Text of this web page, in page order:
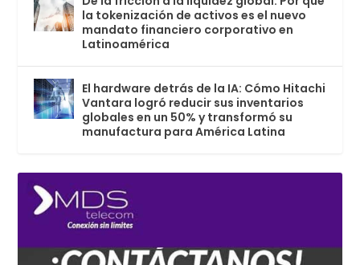
la tokenización de activos es el nuevo
mandato financiero corporativo en
Latinoamérica
El hardware detrás de la IA: Cómo Hitachi
Vantara logró reducir sus inventarios
globales en un 50% y transformó su
manufactura para América Latina